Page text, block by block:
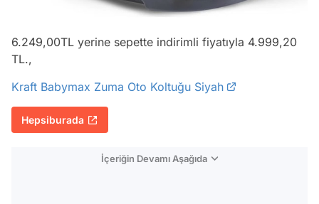
6.249,00TL yerine sepette indirimli fiyatıyla 4.999,20
TL.,
Kraft Babymax Zuma Oto Koltuğu Siyah
Hepsiburada
İçeriğin Devamı Aşağıda